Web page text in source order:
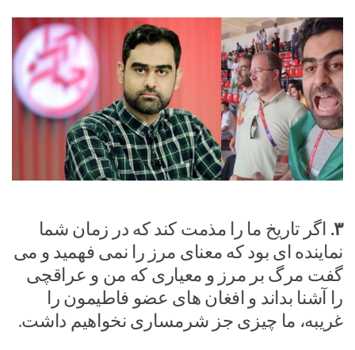
۳. اگر تاریخ ما را مذمت کند که در زمان شما
نماینده ای بود که معنای مرز را نمی فهمید و می
گفت مرگ بر مرز و معیاری که من و عراقچی
را آشنا بداند و افغان های عضو فاطیمون را
غریبه، ما چیزی جز شرمساری نخواهیم داشت.